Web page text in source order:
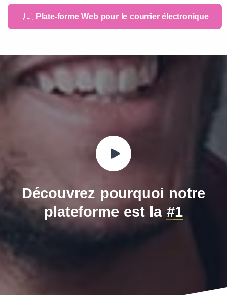
Plate-forme Web pour le courrier électronique
Découvrez pourquoi notre
plateforme est la #1